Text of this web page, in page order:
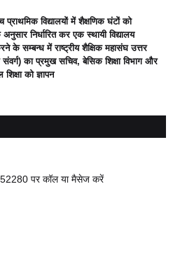
प्राथमिक विद्यालयों में शैक्षणिक घंटों को
निर्धारित कर एक स्थायी विद्यालय
के सम्बन्ध में राष्ट्रीय शैक्षिक महासंघ उत्तर
का प्रमुख सचिव, बेसिक शिक्षा विभाग और
को ज्ञापन
पर कॉल या मैसेज करें